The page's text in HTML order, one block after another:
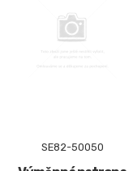
SE82-50050